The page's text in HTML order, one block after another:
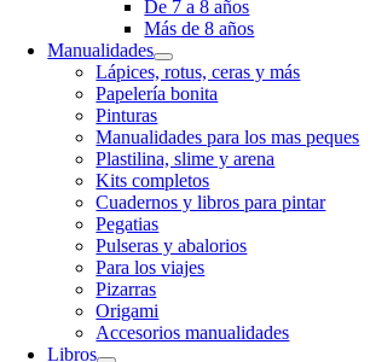
De 7 a 8 años
Más de 8 años
Manualidades
Lápices, rotus, ceras y más
Papelería bonita
Pinturas
Manualidades para los mas peques
Plastilina, slime y arena
Kits completos
Cuadernos y libros para pintar
Pegatias
Pulseras y abalorios
Para los viajes
Pizarras
Origami
Accesorios manualidades
Libros